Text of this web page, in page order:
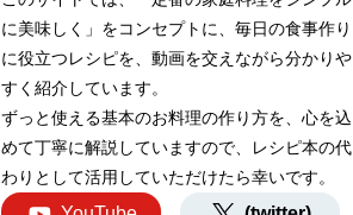
に美味しく」をコンセプトに、毎日の食事作り
に役立つレシピを、動画を交えながら分かりや
すく紹介しています。
ずっと使える基本のお料理の作り方を、心を込
めて丁寧に解説していますので、レシピ本の代
わりとして活用していただけたら幸いです。